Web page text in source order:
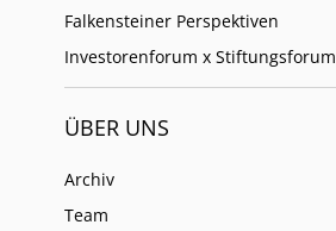
Falkensteiner Perspektiven
Investorenforum x Stiftungsforum
ÜBER UNS
Archiv
Team